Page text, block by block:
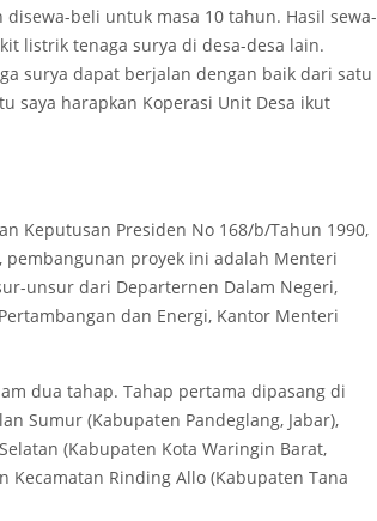
beli untuk masa 10 tahun. Hasil sewa-
listrik tenaga surya di desa-desa lain.
surya dapat berjalan dengan baik dari satu
saya harapkan Koperasi Unit Desa ikut
Keputusan Presiden No 168/b/Tahun 1990,
pembangunan proyek ini adalah Menteri
unsur dari Departernen Dalam Negeri,
dan Energi, Kantor Menteri
dua tahap. Tahap pertama dipasang di
Sumur (Kabupaten Pandeglang, Jabar),
(Kabupaten Kota Waringin Barat,
Kecamatan Rinding Allo (Kabupaten Tana